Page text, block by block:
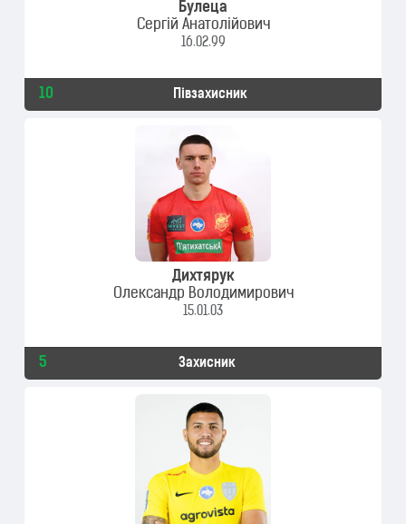
Булеца
Сергій Анатолійович
16.02.99
10 Півзахисник
Дихтярук
Олександр Володимирович
15.01.03
5 Захисник